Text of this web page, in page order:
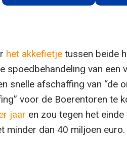
het akkefietje tussen beide
spoedbehandeling van
snelle afschaffing van “de
voor de Boerentoren te
jaar en zou tegen het
minder dan 40 miljoen euro.